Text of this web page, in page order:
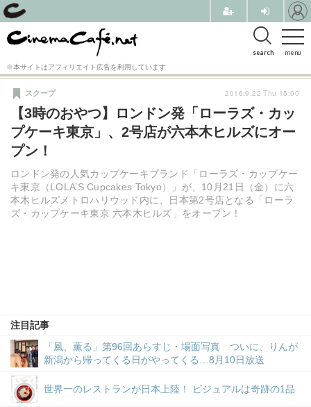
menu
search
※本サイトはアフィリエイト広告を利用しています
【3時のおやつ】ロンドン発「ローラズ・カッ
プケーキ東京」、2号店が六本木ヒルズにオー
プン！
ロンドン発の人気カップケーキブランド「ローラズ・カップケー
キ東京（LOLA’S Cupcakes Tokyo）」が、10月21日（金）に六
本木ヒルズメトロハリウッド内に、日本第2号店となる「ローラ
ズ・カップケーキ東京 六本木ヒルズ」をオープン！
スクープ
注目記事
「風、薫る」第96回あらすじ・場面写真 ついに、りんが
新潟から帰ってくる日がやってくる…8月10日放送
世界一のレストランが日本上陸！ ビジュアルは奇跡の1品
2016.9.22 Thu 15:00